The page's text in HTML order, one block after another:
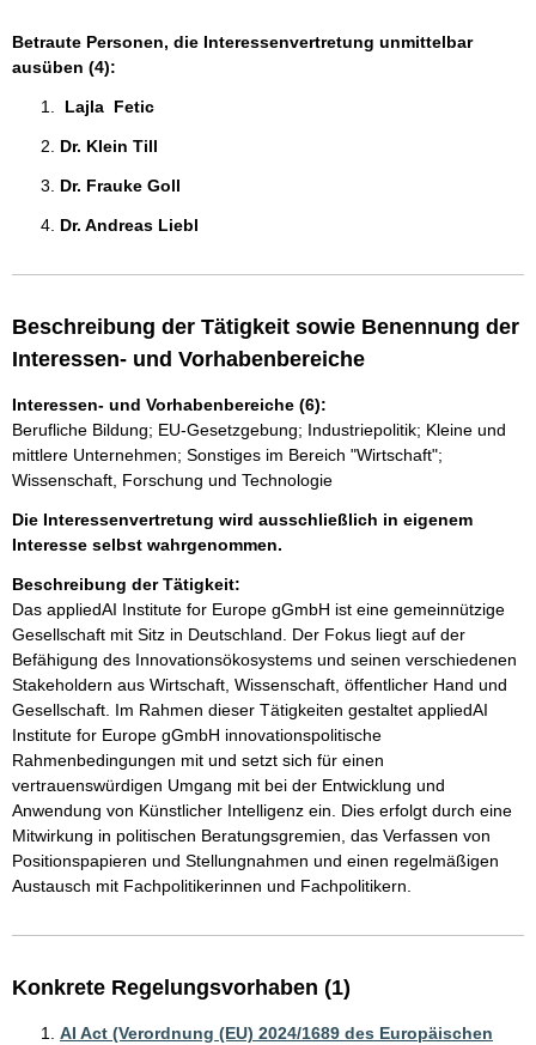
Betraute Personen, die Interessenvertretung unmittelbar
ausüben (4):
Lajla  Fetic
Dr. Klein Till
Dr. Frauke Goll
Dr. Andreas Liebl
Beschreibung der Tätigkeit sowie Benennung der
Interessen- und Vorhabenbereiche
Interessen- und Vorhabenbereiche (6):
Berufliche Bildung; EU-Gesetzgebung; Industriepolitik; Kleine und
mittlere Unternehmen; Sonstiges im Bereich "Wirtschaft";
Wissenschaft, Forschung und Technologie
Die Interessenvertretung wird ausschließlich in eigenem
Interesse selbst wahrgenommen.
Beschreibung der Tätigkeit:
Das appliedAI Institute for Europe gGmbH ist eine gemeinnützige
Gesellschaft mit Sitz in Deutschland. Der Fokus liegt auf der
Befähigung des Innovationsökosystems und seinen verschiedenen
Stakeholdern aus Wirtschaft, Wissenschaft, öffentlicher Hand und
Gesellschaft. Im Rahmen dieser Tätigkeiten gestaltet appliedAI
Institute for Europe gGmbH innovationspolitische
Rahmenbedingungen mit und setzt sich für einen
vertrauenswürdigen Umgang mit bei der Entwicklung und
Anwendung von Künstlicher Intelligenz ein. Dies erfolgt durch eine
Mitwirkung in politischen Beratungsgremien, das Verfassen von
Positionspapieren und Stellungnahmen und einen regelmäßigen
Austausch mit Fachpolitikerinnen und Fachpolitikern.
Konkrete Regelungsvorhaben (1)
AI Act (Verordnung (EU) 2024/1689 des Europäischen